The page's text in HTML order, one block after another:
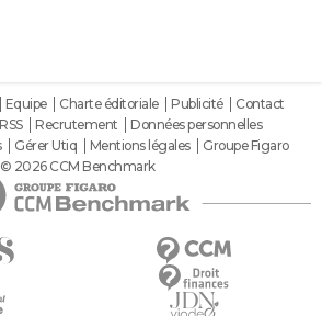
Equipe Charte éditoriale Publicité
Contact
RSS Recrutement
Données personnelles
Gérer Utiq Mentions légales
Groupe Figaro
© 2026 CCM Benchmark